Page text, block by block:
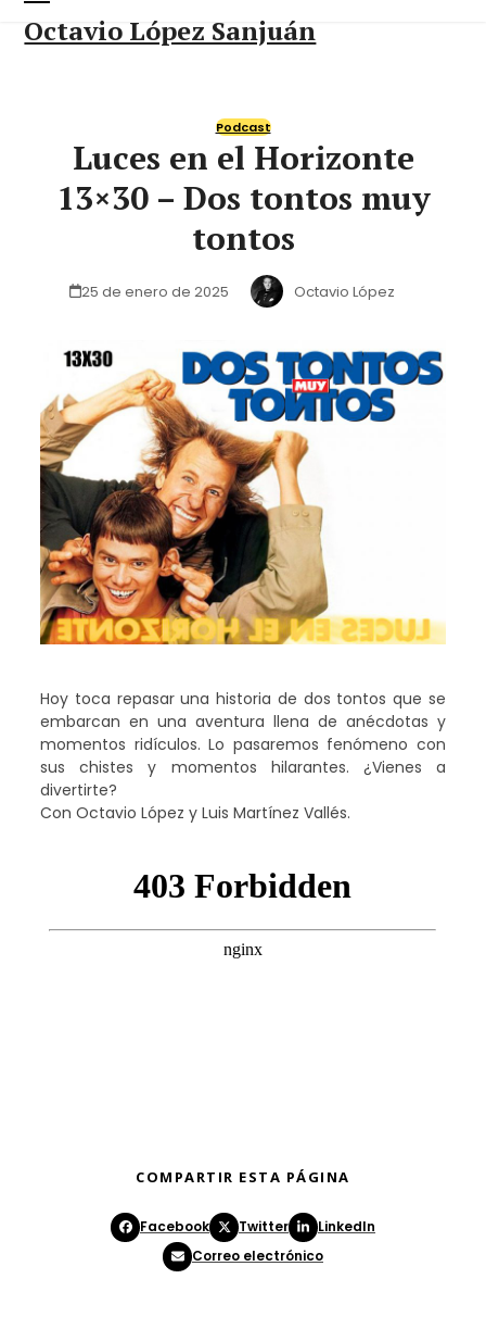
Skip
Octavio López Sanjuán
Open
Close
Podcast
Luces en el Horizonte
13×30 – Dos tontos muy
tontos
25 de enero de 2025 Octavio López
Hoy toca repasar una historia de dos tontos que se
embarcan en una aventura llena de anécdotas y
momentos ridículos. Lo pasaremos fenómeno con
sus chistes y momentos hilarantes. ¿Vienes a
divertirte?
Con Octavio López y Luis Martínez Vallés.
COMPARTIR ESTA PÁGINA
Facebook Twitter
LinkedIn
Correo electrónico